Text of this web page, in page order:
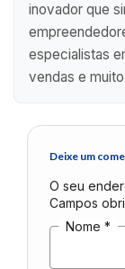
inovador que
especialistas
vendas e
Deixe um
O seu
Campos
Nome *